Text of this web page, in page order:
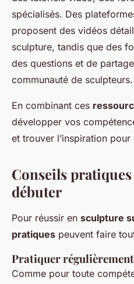
spécialisés. Des
proposent des vidéos
sculpture, tandis que des
des questions et de
communauté de sculpteurs.
En combinant ces
développer vos
et trouver l’inspiration
Conseils
débuter
Pour réussir en sculpture
pratiques peuvent faire
Pratiquer régulièrement
Comme pour toute